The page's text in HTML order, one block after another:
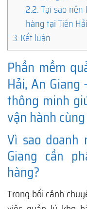
2.2.Tại sao
hàng tại Tiên
3.Kết luận
Phần mềm
Hải, An
thông minh
vận hành
Vì sao doanh
Giang cần
hàng?
Trong bối cảnh